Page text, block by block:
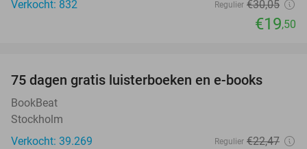
Verkocht: 832
Regulier €30,05
€19,50
75 dagen gratis luisterboeken en e-books
BookBeat
Stockholm
Verkocht: 39.269
Regulier €22,47